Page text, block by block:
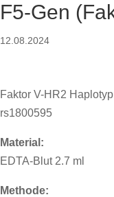
F5-Gen
12.08.2024
Faktor V-HR2
rs1800595
Material:
EDTA-Blut 2.7 ml
Methode: